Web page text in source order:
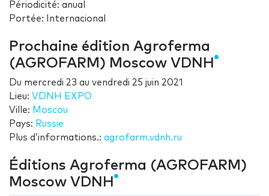
Périodicité: anual
Portée: Internacional
Prochaine édition Agroferma
(AGROFARM) Moscow VDNH
Du mercredi 23 au vendredi 25 juin 2021
Lieu: VDNH EXPO
Ville: Moscou
Pays: Russie
Plus d’informations.: agrofarm.vdnh.ru
Éditions Agroferma (AGROFARM)
Moscow VDNH